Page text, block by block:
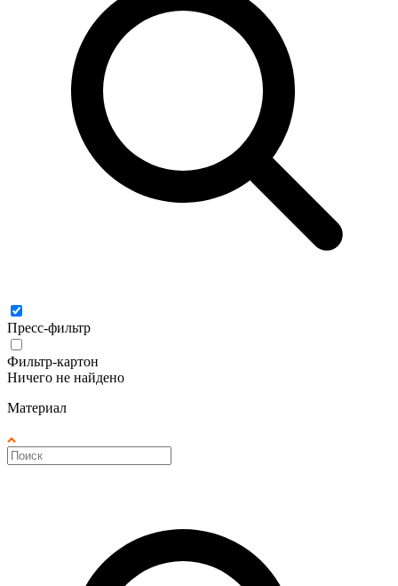
Пресс-фильтр
Фильтр-картон
Ничего не найдено
Материал